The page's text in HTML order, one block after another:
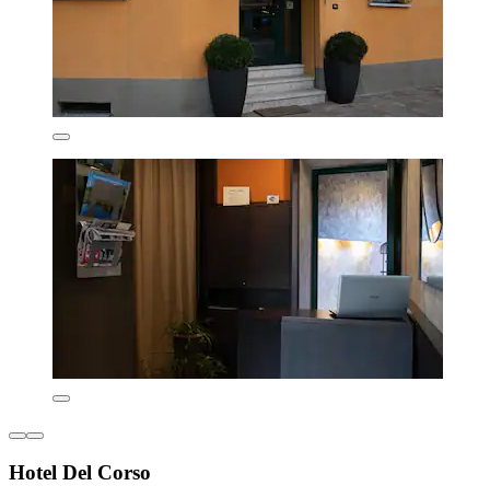
Hotel Del Corso